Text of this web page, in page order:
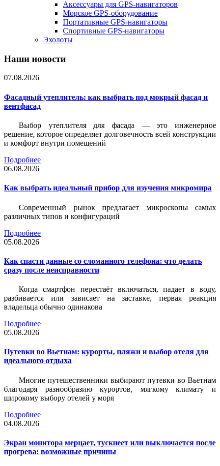
Аксессуары для GPS-навигаторов
Морское GPS-оборудование
Портативные GPS-навигаторы
Спортивные GPS-навигаторы
Эхолоты
Наши новости
07.08.2026
Фасадный утеплитель: как выбрать под мокрый фасад и
вентфасад
Выбор утеплителя для фасада — это инженерное
решение, которое определяет долговечность всей конструкции
и комфорт внутри помещений
Подробнее
06.08.2026
Как выбрать идеальный прибор для изучения микромира
Современный рынок предлагает микроскопы самых
различных типов и конфигураций
Подробнее
05.08.2026
Как спасти данные со сломанного телефона: что делать
сразу после неисправности
Когда смартфон перестаёт включаться, падает в воду,
разбивается или зависает на заставке, первая реакция
владельца обычно одинакова
Подробнее
05.08.2026
Путевки во Вьетнам: курорты, пляжи и выбор отеля для
идеального отдыха
Многие путешественники выбирают путевки во Вьетнам
благодаря разнообразию курортов, мягкому климату и
широкому выбору отелей у моря
Подробнее
04.08.2026
Экран монитора мерцает, тускнеет или выключается после
прогрева: возможные причины